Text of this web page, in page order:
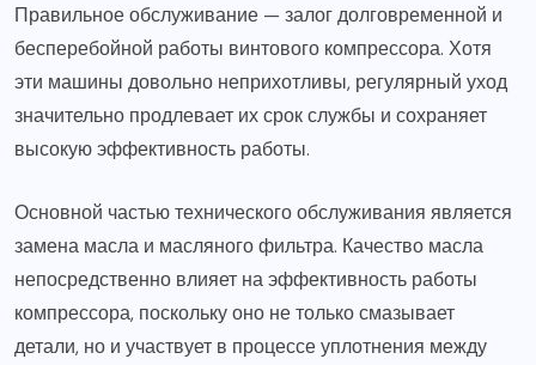
Правильное обслуживание — залог долговременной и
бесперебойной работы винтового компрессора. Хотя
эти машины довольно неприхотливы, регулярный уход
значительно продлевает их срок службы и сохраняет
высокую эффективность работы.
Основной частью технического обслуживания является
замена масла и масляного фильтра. Качество масла
непосредственно влияет на эффективность работы
компрессора, поскольку оно не только смазывает
детали, но и участвует в процессе уплотнения между